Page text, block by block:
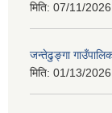
मिति: 07/11/
जन्तेढुङ्गा
मिति: 01/13/